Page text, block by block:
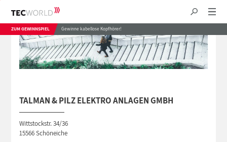
ZUM GEWINNSPIEL Gewinne kabellose Kopfhörer!
TALMAN & PILZ ELEKTRO ANLAGEN GMBH
Wittstockstr. 34/36
15566 Schöneiche